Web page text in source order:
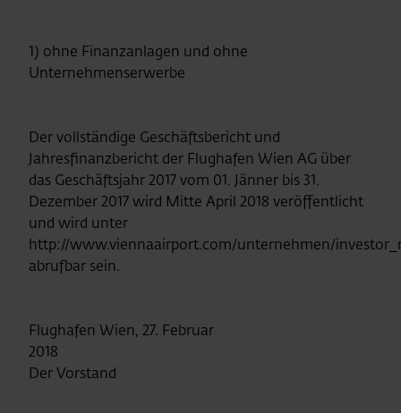
1) ohne Finanzanlagen und ohne
Unternehmenserwerbe
Der vollständige Geschäftsbericht und
Jahresfinanzbericht der Flughafen Wien AG über
das Geschäftsjahr 2017 vom 01. Jänner bis 31.
Dezember 2017 wird Mitte April 2018 veröffentlicht
und wird unter
http://www.viennaairport.com/unternehmen/
abrufbar sein.
Flughafen Wien, 27. Februar
2018
Der Vorstand